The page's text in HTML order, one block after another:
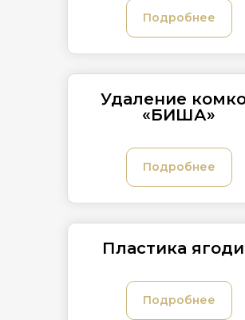
Подробнее
Удаление
«БИША»
Подробнее
Пластика
Подробнее